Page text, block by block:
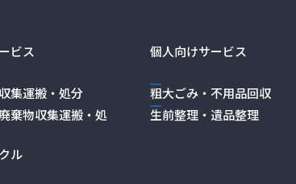
ビス
集運搬・処分
棄物収集運搬・処
ル
個人向けサービス
粗大ごみ・不用品回収
生前整理・遺品整理